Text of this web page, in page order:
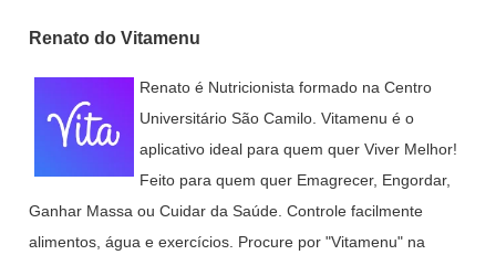
Renato do Vitamenu
Renato é Nutricionista formado na Centro
Universitário São Camilo. Vitamenu é o
aplicativo ideal para quem quer Viver Melhor!
Feito para quem quer Emagrecer, Engordar,
Ganhar Massa ou Cuidar da Saúde. Controle facilmente
alimentos, água e exercícios. Procure por "Vitamenu" na